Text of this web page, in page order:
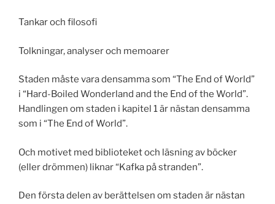
Tankar och filosofi
Tolkningar, analyser och memoarer
Staden måste vara densamma som “The End of World”
i “Hard-Boiled Wonderland and the End of the World”.
Handlingen om staden i kapitel 1 är nästan densamma
som i “The End of World”.
Och motivet med biblioteket och läsning av böcker
(eller drömmen) liknar “Kafka på stranden”.
Den första delen av berättelsen om staden är nästan